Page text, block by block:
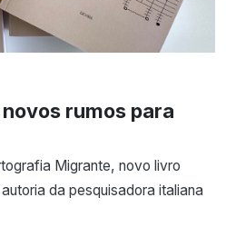
rumos para
Migrante, novo livro
da pesquisadora italiana